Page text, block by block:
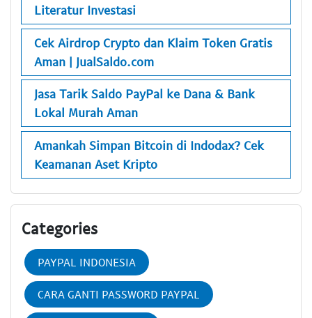
Literatur Investasi
Cek Airdrop Crypto dan Klaim Token Gratis
Aman | JualSaldo.com
Jasa Tarik Saldo PayPal ke Dana & Bank
Lokal Murah Aman
Amankah Simpan Bitcoin di Indodax? Cek
Keamanan Aset Kripto
Categories
PAYPAL INDONESIA
CARA GANTI PASSWORD PAYPAL